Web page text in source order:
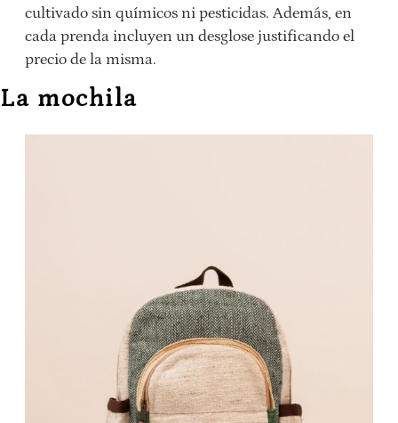
cultivado sin químicos ni pesticidas. Además, en
cada prenda incluyen un desglose justificando el
precio de la misma.
La mochila